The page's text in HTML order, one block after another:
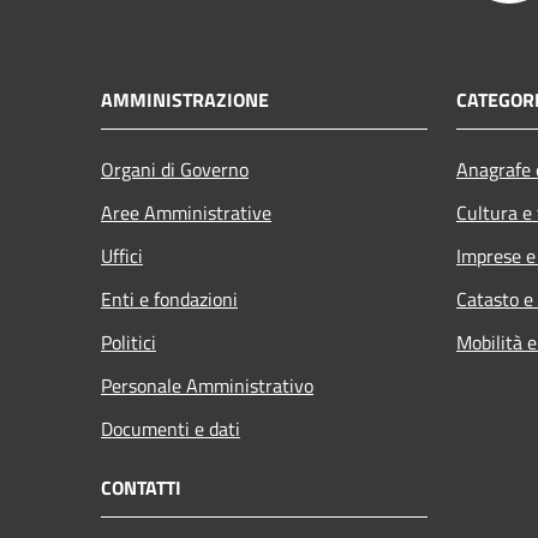
AMMINISTRAZIONE
Organi di Governo
Aree Amministrative
Uffici
Enti e fondazioni
Politici
Personale Amministrativo
Documenti e dati
Cultura
Imprese
Catasto
Mobilità
CONTATTI